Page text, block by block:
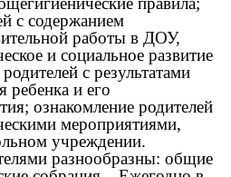
с содержанием
работы в ДОУ,
и социальное развитие
с результатами
ребенка и его
ознакомление родителей
мероприятиями,
учреждении.
разнообразны: общие